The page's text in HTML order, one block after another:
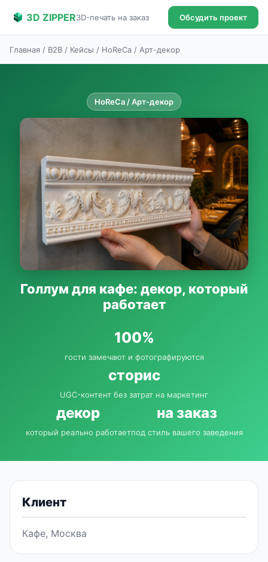
3D ZIPPER3D-печать на заказ Обсудить проект
Главная / B2B / Кейсы / HoReCa / Арт-декор
HoReCa / Арт-декор
Голлум для кафе: декор, который
работает
100%
гости замечают и фотографируются
сторис
UGC-контент без затрат на маркетинг
декор
который реально работает
на заказ
под стиль вашего заведения
Клиент
Кафе, Москва